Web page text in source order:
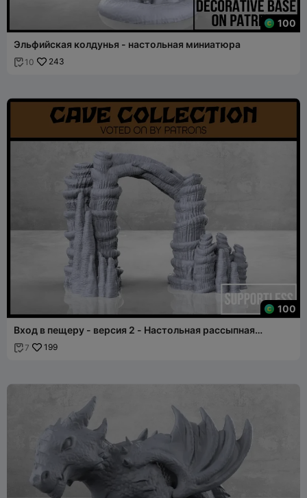
100
Эльфийская колдунья - настольная миниатюра
 10 243
100
Вход в пещеру - версия 2 - Настольная рассыпная
местность
 7 199